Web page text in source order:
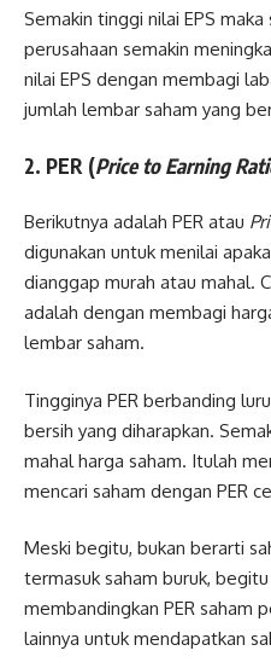
Semakin tinggi nilai EPS
perusahaan semakin
nilai EPS dengan membagi
jumlah lembar saham yang
2. PER (Price to Earning
Berikutnya adalah PER atau
digunakan untuk menilai
dianggap murah atau mahal.
adalah dengan membagi
lembar saham.
Tingginya PER berbanding
bersih yang diharapkan.
mahal harga saham. Itulah
mencari saham dengan PER
Meski begitu, bukan berarti
termasuk saham buruk,
membandingkan PER saham
lainnya untuk mendapatkan